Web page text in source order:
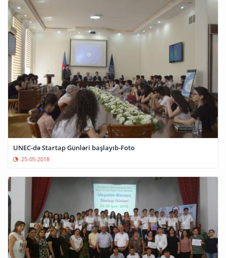
UNEC-də Startap Günləri başlayıb-Foto
25-05-2018